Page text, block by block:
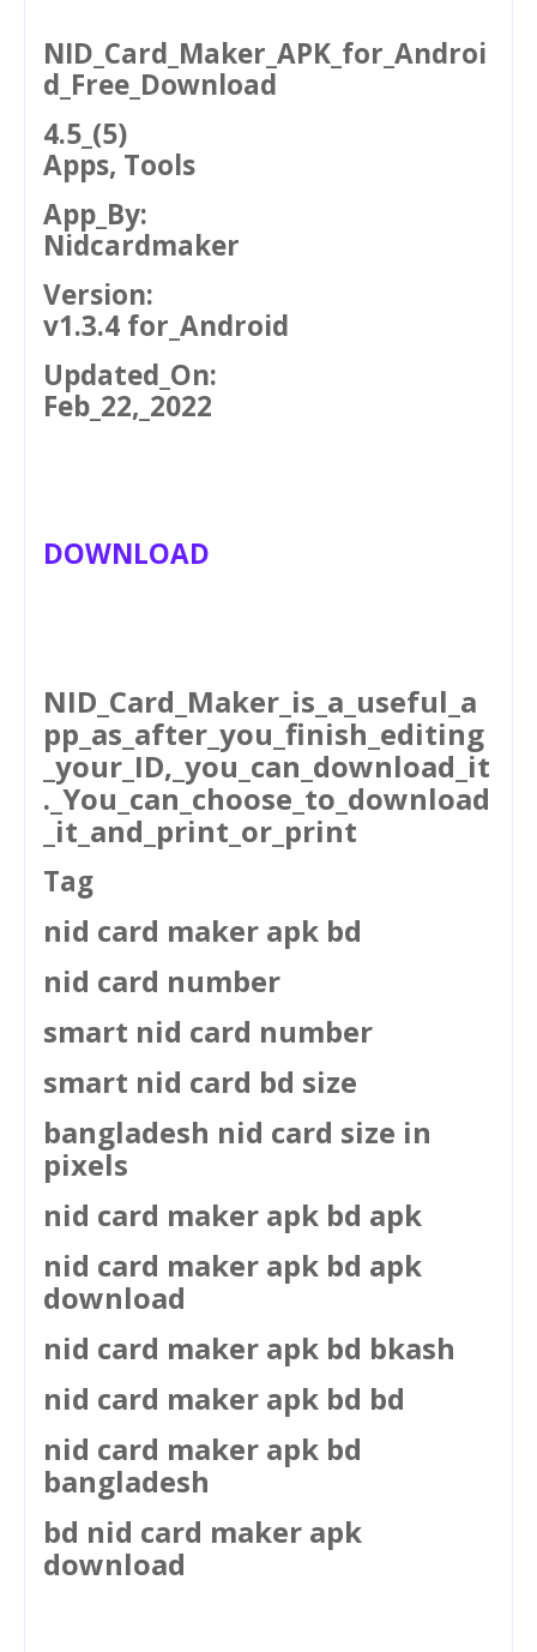
NID_Card_Maker_APK_for_Androi
d_Free_Download
4.5_(5)
Apps, Tools
App_By:
Nidcardmaker
Version:
v1.3.4 for_Android
Updated_On:
Feb_22,_2022
DOWNLOAD
NID_Card_Maker_is_a_useful_a
pp_as_after_you_finish_editing
_your_ID,_you_can_download_it
._You_can_choose_to_download
_it_and_print_or_print
Tag
nid card maker apk bd
nid card number
smart nid card number
smart nid card bd size
bangladesh nid card size in
pixels
nid card maker apk bd apk
nid card maker apk bd apk
download
nid card maker apk bd bkash
nid card maker apk bd bd
nid card maker apk bd
bangladesh
bd nid card maker apk
download